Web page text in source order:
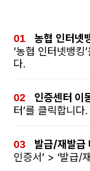
농협 인터넷
‘농협 인터넷뱅킹
다.
인증센터 이
터’를 클릭합니다.
발급/재발급
인증서’ > ‘발급/